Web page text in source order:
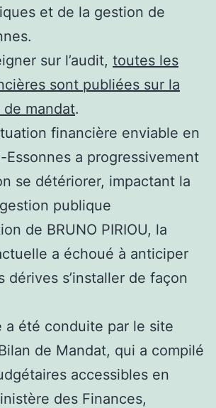
et de la gestion de
sur l’audit, toutes les
sont publiées sur la
mandat.
financière enviable en
a progressivement
se détériorer, impactant la
publique
de BRUNO PIRIOU, la
a échoué à anticiper
dérives s’installer de façon
a été conduite par le site
de Mandat, qui a compilé
accessibles en
des Finances,